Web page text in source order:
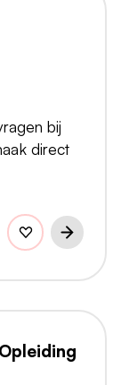
bij
direct